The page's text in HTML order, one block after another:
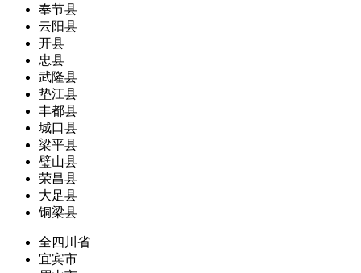
奉节县
云阳县
开县
忠县
武隆县
垫江县
丰都县
城口县
梁平县
璧山县
荣昌县
大足县
铜梁县
全四川省
宜宾市